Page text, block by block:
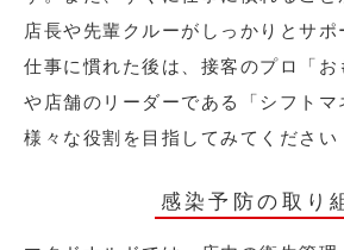
店長や先輩クルーがしっかりとサポ
仕事に慣れた後は、接客のプロ「お
や店舗のリーダーである「シフト
様々な役割を目指してみてください
感染予防の取り